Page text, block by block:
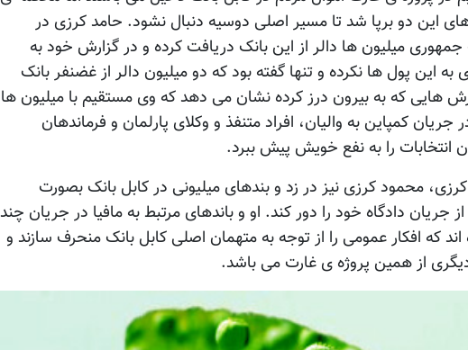
این دو برپا شد تا مسیر اصلی دوسیه دنبال نشود. حامد کرزی در
میلیون ها دالر از این بانک دریافت کرده و در گزارش خود به
این پول ها نکرده و تنها گفته بود که دو میلیون دالر از غضنفر بانک
هایی که به بیرون درز کرده نشان می دهد که وی مستقیم با میلیون ها
جریان کمپاین به والیان، افراد متنفذ و وکلای پارلمان و فرماندهان
انتخابات را به نفع خویش پیش ببرد.
محمود کرزی نیز در زد و بندهای میلیونی در کابل بانک بصورت
دادگاه خود را دور کند. او و باندهای مرتبط به مافیا در جریان چند
که افکار عمومی را از توجه به متهمان اصلی کابل بانک منحرف سازند و
از همین پروژه ی غارت می باشد.